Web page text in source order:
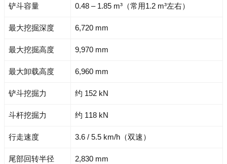
铲斗容量 0.48 – 1.85 m³（常用1.2 m³左右）
最大挖掘深度 6,720 mm
最大挖掘高度 9,970 mm
最大卸载高度 6,960 mm
铲斗挖掘力 约 152 kN
斗杆挖掘力 约 118 kN
行走速度 3.6 / 5.5 km/h（双速）
尾部回转半径 2,830 mm